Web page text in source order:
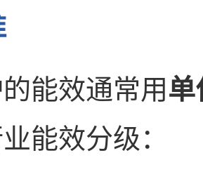
能效通常用
能效分级：